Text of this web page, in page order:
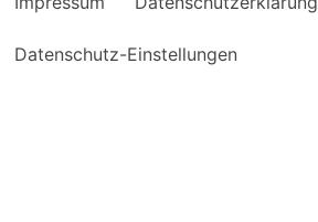
Datenschutz-Einstellungen